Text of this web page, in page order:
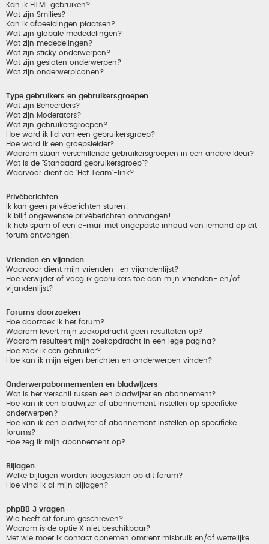
Kan ik HTML gebruiken?
Wat zijn Smilies?
Kan ik afbeeldingen plaatsen?
Wat zijn globale mededelingen?
Wat zijn mededelingen?
Wat zijn sticky onderwerpen?
Wat zijn gesloten onderwerpen?
Wat zijn onderwerpiconen?
Type gebruikers en gebruikersgroepen
Wat zijn Beheerders?
Wat zijn Moderators?
Wat zijn gebruikersgroepen?
Hoe word ik lid van een gebruikersgroep?
Hoe word ik een groepsleider?
Waarom staan verschillende gebruikersgroepen in een andere kleur?
Wat is de "Standaard gebruikersgroep"?
Waarvoor dient de "Het Team"-link?
Privéberichten
Ik kan geen privéberichten sturen!
Ik blijf ongewenste privéberichten ontvangen!
Ik heb spam of een e-mail met ongepaste inhoud van iemand op dit
forum ontvangen!
Vrienden en vijanden
Waarvoor dient mijn vrienden- en vijandenlijst?
Hoe verwijder of voeg ik gebruikers toe aan mijn vrienden- en/of
vijandenlijst?
Forums doorzoeken
Hoe doorzoek ik het forum?
Waarom levert mijn zoekopdracht geen resultaten op?
Waarom resulteert mijn zoekopdracht in een lege pagina?
Hoe zoek ik een gebruiker?
Hoe kan ik mijn eigen berichten en onderwerpen vinden?
Onderwerpabonnementen en bladwijzers
Wat is het verschil tussen een bladwijzer en abonnement?
Hoe kan ik een bladwijzer of abonnement instellen op specifieke
onderwerpen?
Hoe kan ik een bladwijzer of abonnement instellen op specifieke
forums?
Hoe zeg ik mijn abonnement op?
Bijlagen
Welke bijlagen worden toegestaan op dit forum?
Hoe vind ik al mijn bijlagen?
phpBB 3 vragen
Wie heeft dit forum geschreven?
Waarom is de optie X niet beschikbaar?
Met wie moet ik contact opnemen omtrent misbruik en/of wettelijke